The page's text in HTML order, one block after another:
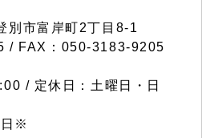
別市富岸町2丁目 8-1
/ FAX：050-3183-9205
/ 定休日：土曜日・日
※